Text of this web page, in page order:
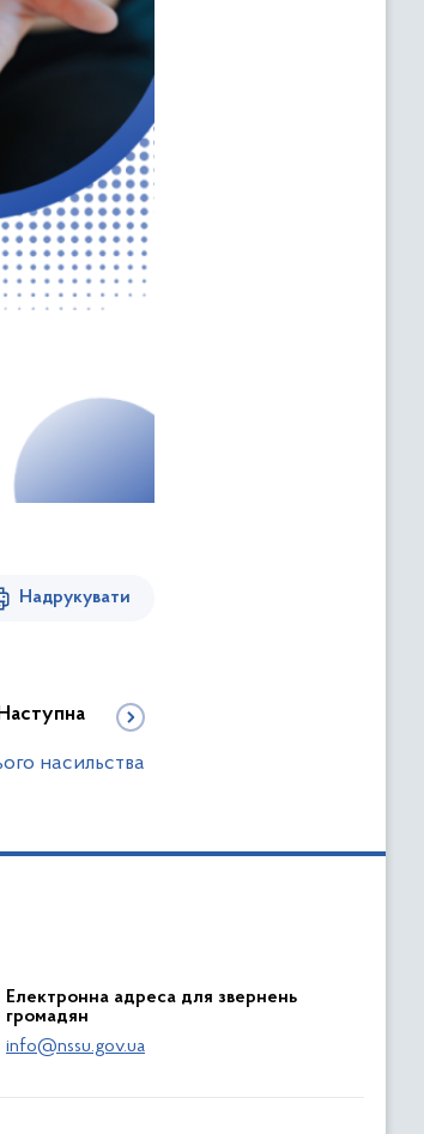
Надрукувати
насильства
Електронна адреса для звернень
громадян
info@nssu.gov.ua